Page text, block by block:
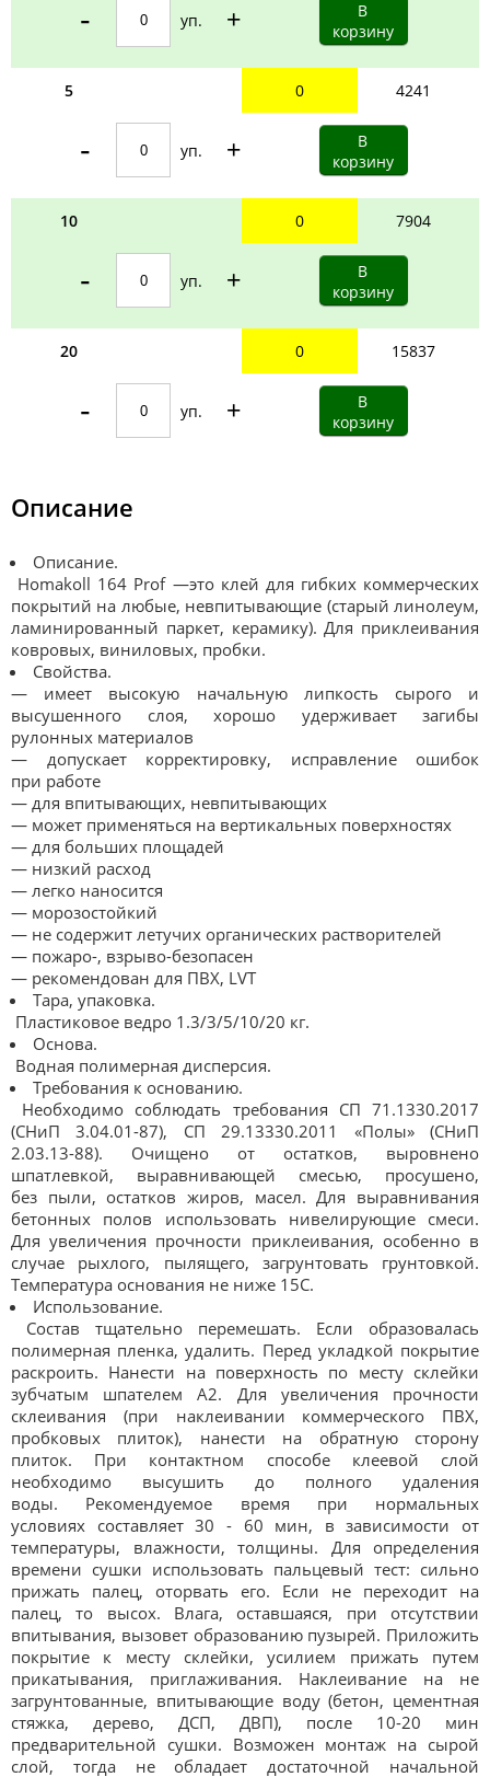
- уп. +
5 0 4241
- уп. +
10 0 7904
- уп. +
20 0 15837
- уп. +
Описание
Описание.
Homakoll 164 Prof —это клей для гибких коммерческих
покрытий на любые, невпитывающие (старый линолеум,
ламинированный паркет, керамику). Для приклеивания
ковровых, виниловых, пробки.
Свойства.
— имеет высокую начальную липкость сырого и
высушенного слоя, хорошо удерживает загибы
рулонных материалов
— допускает корректировку, исправление ошибок
при работе
— для впитывающих, невпитывающих
— может применяться на вертикальных поверхностях
— для больших площадей
— низкий расход
— легко наносится
— морозостойкий
— не содержит летучих органических растворителей
— пожаро-, взрыво-безопасен
— рекомендован для ПВХ, LVT
Тара, упаковка.
Пластиковое ведро 1.3/3/5/10/20 кг.
Основа.
Водная полимерная дисперсия.
Требования к основанию.
Необходимо соблюдать требования СП 71.1330.2017
(СНиП 3.04.01-87), СП 29.13330.2011 «Полы» (СНиП
2.03.13-88). Очищено от остатков, выровнено
шпатлевкой, выравнивающей смесью, просушено,
без пыли, остатков жиров, масел. Для выравнивания
бетонных полов использовать нивелирующие смеси.
Для увеличения прочности приклеивания, особенно в
случае рыхлого, пылящего, загрунтовать грунтовкой.
Температура основания не ниже 15С.
Использование.
Состав тщательно перемешать. Если образовалась
полимерная пленка, удалить. Перед укладкой покрытие
раскроить. Нанести на поверхность по месту склейки
зубчатым шпателем А2. Для увеличения прочности
склеивания (при наклеивании коммерческого ПВХ,
пробковых плиток), нанести на обратную сторону
плиток. При контактном способе клеевой слой
необходимо высушить до полного удаления
воды. Рекомендуемое время при нормальных
условиях составляет 30 - 60 мин, в зависимости от
температуры, влажности, толщины. Для определения
времени сушки использовать пальцевый тест: сильно
прижать палец, оторвать его. Если не переходит на
палец, то высох. Влага, оставшаяся, при отсутствии
впитывания, вызовет образованию пузырей. Приложить
покрытие к месту склейки, усилием прижать путем
прикатывания, приглаживания. Наклеивание на не
загрунтованные, впитывающие воду (бетон, цементная
стяжка, дерево, ДСП, ДВП), после 10-20 мин
предварительной сушки. Возможен монтаж на сырой
слой, тогда не обладает достаточной начальной